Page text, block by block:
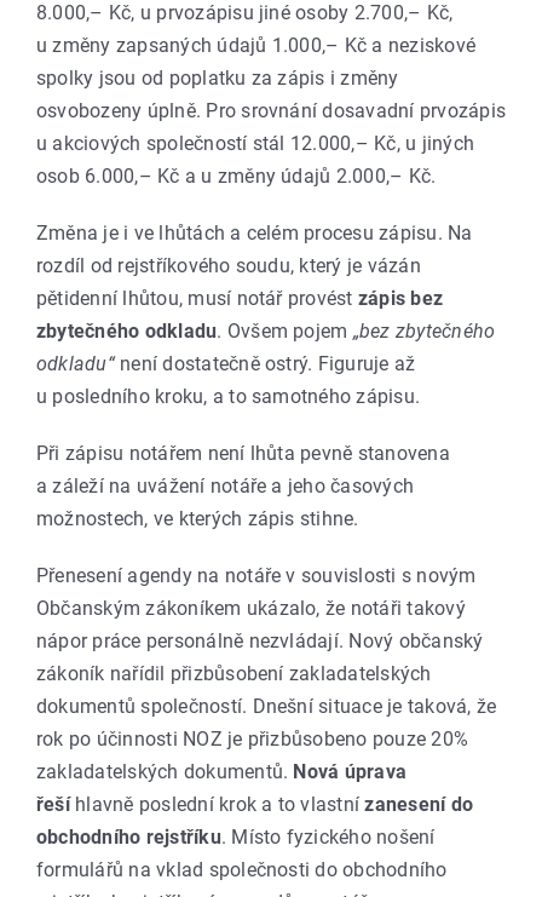
8.000,– Kč, u prvozápisu jiné osoby 2.700,– Kč,
u změny zapsaných údajů 1.000,– Kč a neziskové
spolky jsou od poplatku za zápis i změny
osvobozeny úplně. Pro srovnání dosavadní prvozápis
u akciových společností stál 12.000,– Kč, u jiných
osob 6.000,– Kč a u změny údajů 2.000,– Kč.
Změna je i ve lhůtách a celém procesu zápisu. Na
rozdíl od rejstříkového soudu, který je vázán
pětidenní lhůtou, musí notář provést zápis bez
zbytečného odkladu. Ovšem pojem „bez zbytečného
odkladu“není dostatečně ostrý. Figuruje až
u posledního kroku, a to samotného zápisu.
Při zápisu notářem není lhůta pevně stanovena
a záleží na uvážení notáře a jeho časových
možnostech, ve kterých zápis stihne.
Přenesení agendy na notáře v souvislosti s novým
Občanským zákoníkem ukázalo, že notáři takový
nápor práce personálně nezvládají. Nový občanský
zákoník nařídil přizbůsobení zakladatelských
dokumentů společností. Dnešní situace je taková, že
rok po účinnosti NOZ je přizbůsobeno pouze 20%
zakladatelských dokumentů. Nová úprava
řešíhlavně poslední krok a to vlastnízanesení do
obchodního rejstříku. Místo fyzického nošení
formulářů na vklad společnosti do obchodního